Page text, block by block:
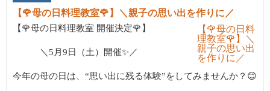
【🌹母の日料理教室🌹】＼親子の思い出を作りに／
【🌹母の日料理教室 開催決定🌹】
＼5月9日（土）開催✨／
今年の母の日は、“思い出に残る体験”をしてみませんか？😊